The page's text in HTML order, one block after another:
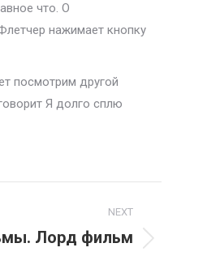
что. О
нажимает кнопку
посмотрим другой
Я долго сплю
NEXT
Лорд фильм